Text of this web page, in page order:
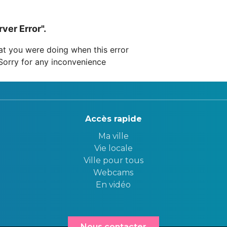
Accès rapide
Ma ville
Vie locale
Ville pour tous
Webcams
En vidéo